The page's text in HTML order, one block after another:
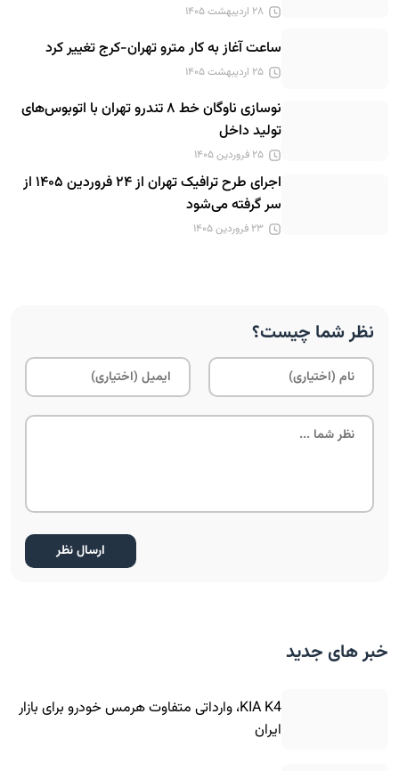
۲۸ اردیبهشت ۱۴۰۵
ساعت آغاز به کار مترو تهران-کرج تغییر کرد
۲۵ اردیبهشت ۱۴۰۵
نوسازی ناوگان خط ۸ تندرو تهران با اتوبوس‌های
تولید داخل
۲۵ فروردین ۱۴۰۵
اجرای طرح ترافیک تهران از ۲۴ فروردین ۱۴۰۵ از
سر گرفته می‌شود
۲۳ فروردین ۱۴۰۵
نظر شما چیست؟
خبر های جدید
KIA K4، وارداتی متفاوت هرمس خودرو برای بازار
ایران